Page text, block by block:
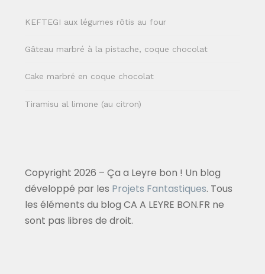
KEFTEGI aux légumes rôtis au four
Gâteau marbré à la pistache, coque chocolat
Cake marbré en coque chocolat
Tiramisu al limone (au citron)
Copyright 2026 – Ça a Leyre bon ! Un blog
développé par les Projets Fantastiques. Tous
les éléments du blog CA A LEYRE BON.FR ne
sont pas libres de droit.